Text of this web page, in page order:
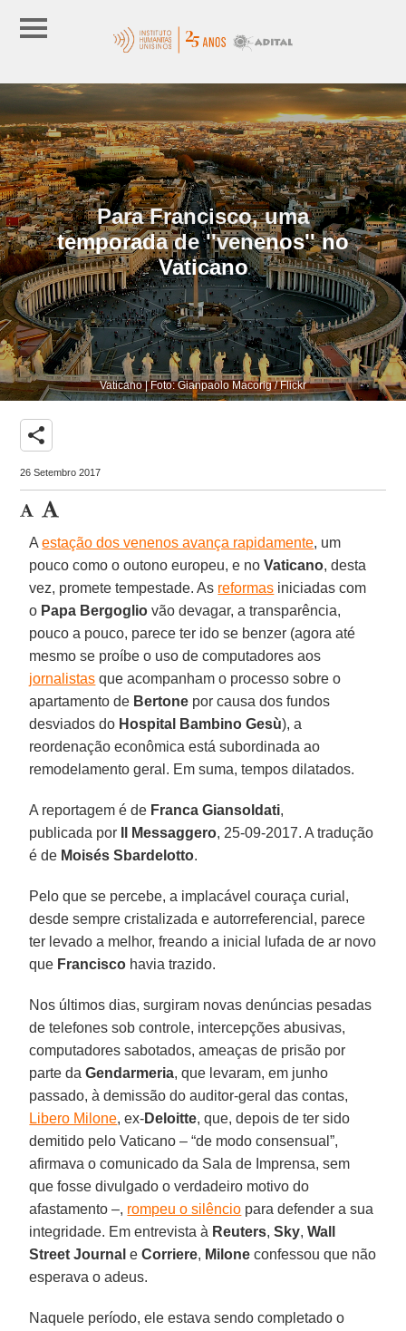
Para Francisco, uma
temporada de ''venenos'' no
Vaticano
Vaticano | Foto: Gianpaolo Macorig / Flickr
share
26 Setembro 2017
Aestação dos venenos avança rapidamente, um
pouco como o outono europeu, e noVaticano, desta
vez, promete tempestade. As reformas iniciadas com
o Papa Bergoglio vão devagar, a transparência,
pouco a pouco, parece ter ido se benzer (agora até
mesmo se proíbe o uso de computadores aos
jornalistas que acompanham o processo sobre o
apartamento de Bertone por causa dos fundos
desviados do Hospital Bambino Gesù), a
reordenação econômica está subordinada ao
remodelamento geral. Em suma, tempos dilatados.
A reportagem é de Franca Giansoldati,
publicada por
Il Messaggero, 25-09-2017. A tradução
é de Moisés Sbardelotto.
Pelo que se percebe, a implacável couraça curial,
desde sempre cristalizada e autorreferencial, parece
ter levado a melhor, freando a inicial lufada de ar novo
que Francisco havia trazido.
Nos últimos dias, surgiram novas denúncias pesadas
de telefones sob controle, intercepções abusivas,
computadores sabotados, ameaças de prisão por
parte daGendarmeria, que levaram, em junho
passado, à demissão do auditor-geral das contas,
Libero Milone, ex-Deloitte, que, depois de ter sido
demitido pelo Vaticano – “de modo consensual”,
afirmava o comunicado da Sala de Imprensa, sem
que fosse divulgado o verdadeiro motivo do
afastamento –, rompeu o silêncio para defender a sua
integridade. Em entrevista à Reuters,Sky,Wall
Street Journal eCorriere, Milone confessou que não
esperava o adeus.
Naquele período, ele estava sendo completado o